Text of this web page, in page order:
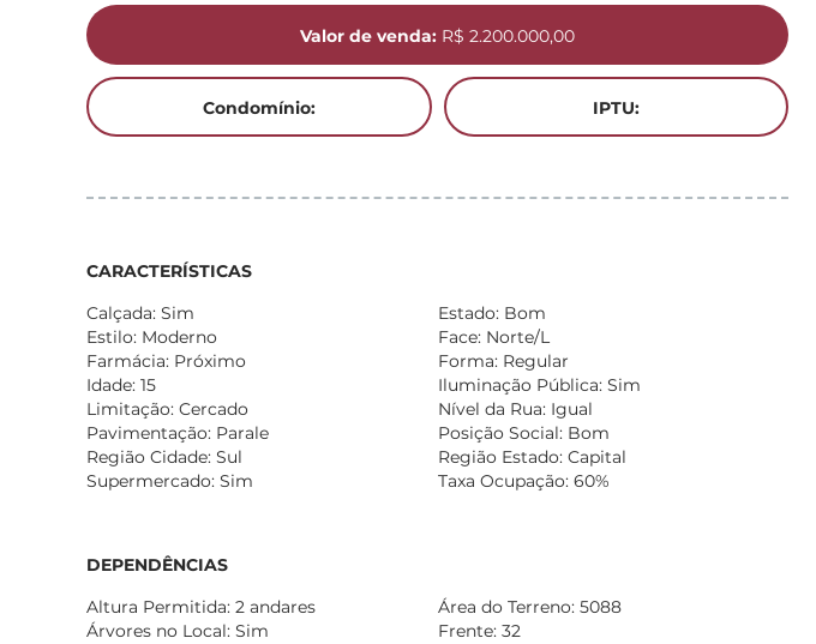
Valor de venda: R$ 2.200.000,00
Condomínio: IPTU:
CARACTERÍSTICAS
Calçada: Sim
Estado: Bom
Estilo: Moderno
Face: Norte/L
Farmácia: Próximo
Forma: Regular
Idade: 15
Iluminação Pública: Sim
Limitação: Cercado
Nível da Rua: Igual
Pavimentação: Parale
Posição Social: Bom
Região Cidade: Sul
Região Estado: Capital
Supermercado: Sim
Taxa Ocupação: 60%
DEPENDÊNCIAS
Altura Permitida: 2 andares
Área do Terreno: 5088
Árvores no Local: Sim
Frente: 32